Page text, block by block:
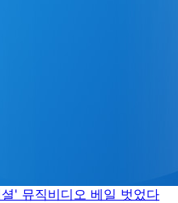
' 뮤직비디오 베일 벗었다